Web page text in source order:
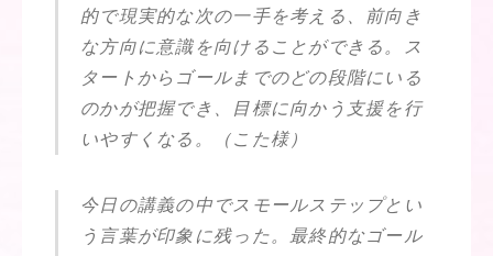
的で現実的な次の一手を考える、前向き
な方向に意識を向けることができる。ス
タートからゴールまでのどの段階にいる
のかが把握でき、目標に向かう支援を行
いやすくなる。（こた様）
今日の講義の中でスモールステップとい
う言葉が印象に残った。最終的なゴール